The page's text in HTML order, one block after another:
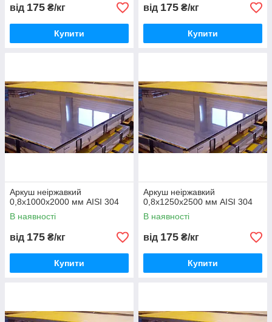
від 175 ₴/кг
Купити
від 175 ₴/кг
Купити
Аркуш неіржавкий
0,8х1000х2000 мм AISI 304
В наявності
від 175 ₴/кг
Купити
Аркуш неіржавкий
0,8х1250х2500 мм AISI 304
В наявності
від 175 ₴/кг
Купити